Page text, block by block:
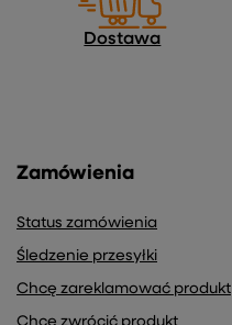
Dostawa
Zamówienia
Status zamówienia
Śledzenie przesyłki
Chcę zareklamować produkt
Chcę zwrócić produkt